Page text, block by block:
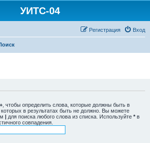
УИТС-04
Вход
Регистрация
+ , чтобы определить слова, которые должны быть в
которых в результатах быть не должно. Вы можете
| для поиска любого слова из списка. Используйте * в
совпадения.